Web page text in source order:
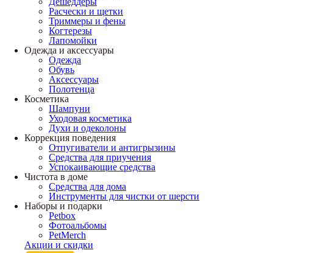
Расчески и щетки
Триммеры и фены
Когтерезы
Лапомойки
Одежда и аксессуары
Одежда
Обувь
Аксессуары
Полотенца
Косметика
Шампуни
Уходовая косметика
Духи и одеколоны
Коррекция поведения
Отпугиватели и антигрызины
Средства для приучения
Успокаивающие средства
Чистота в доме
Средства для дома
Инструменты для чистки от шерсти
Наборы и подарки
Petbox
Фотоальбомы
PetMerch
Акции и скидки